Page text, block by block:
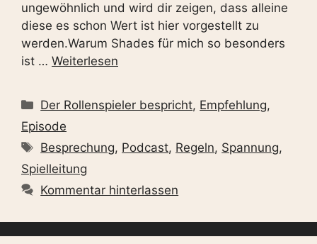
ungewöhnlich und wird dir zeigen, dass alleine
diese es schon Wert ist hier vorgestellt zu
werden.Warum Shades für mich so besonders
ist … Weiterlesen
Kategorien
Der Rollenspieler bespricht, Empfehlung,
Episode
Schlagwörter
Besprechung, Podcast, Regeln, Spannung,
Spielleitung
Kommentar hinterlassen